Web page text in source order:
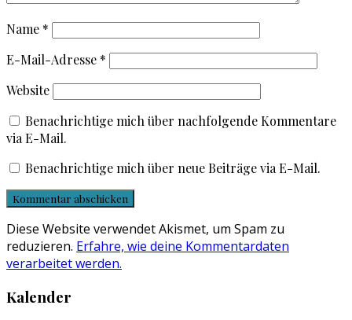
Name *
E-Mail-Adresse *
Website
Benachrichtige mich über nachfolgende Kommentare
via E-Mail.
Benachrichtige mich über neue Beiträge via E-Mail.
Diese Website verwendet Akismet, um Spam zu
reduzieren. Erfahre, wie deine Kommentardaten
verarbeitet werden.
Kalender